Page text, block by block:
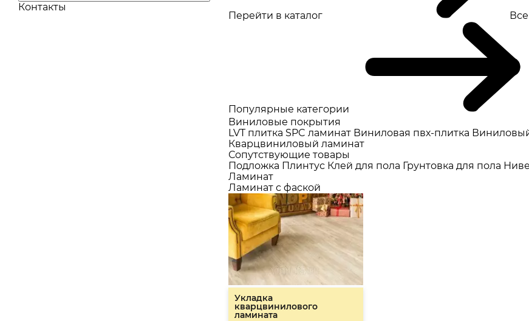
Контакты
Перейти в каталог
Популярные категории
Виниловые покрытия
LVT плитка SPC ламинат Виниловая пвх-плитка
Кварцвиниловый ламинат
Сопутствующие товары
Подложка Плинтус Клей для пола Грунтовка для пола
Ламинат
Ламинат с фаской
Укладка
кварцвинилового
ламината